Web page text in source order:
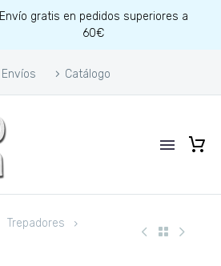
Envío gratis en pedidos superiores a
60€
Envíos Catálogo
Trepadores